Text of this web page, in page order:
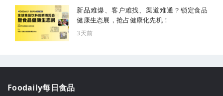
新品难爆、客户难找、渠道难通？锁定食品
健康生态展，抢占健康化先机！
3天前
Foodaily每日食品